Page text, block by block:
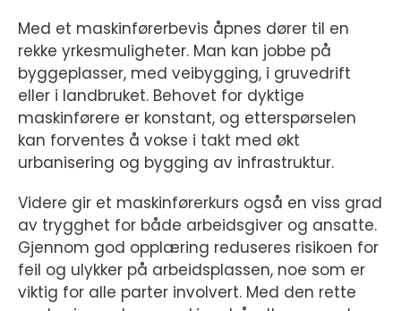
Med et maskinførerbevis åpnes dører til en
rekke yrkesmuligheter. Man kan jobbe på
byggeplasser, med veibygging, i gruvedrift
eller i landbruket. Behovet for dyktige
maskinførere er konstant, og etterspørselen
kan forventes å vokse i takt med økt
urbanisering og bygging av infrastruktur.
Videre gir et maskinførerkurs også en viss grad
av trygghet for både arbeidsgiver og ansatte.
Gjennom god opplæring reduseres risikoen for
feil og ulykker på arbeidsplassen, noe som er
viktig for alle parter involvert. Med den rette